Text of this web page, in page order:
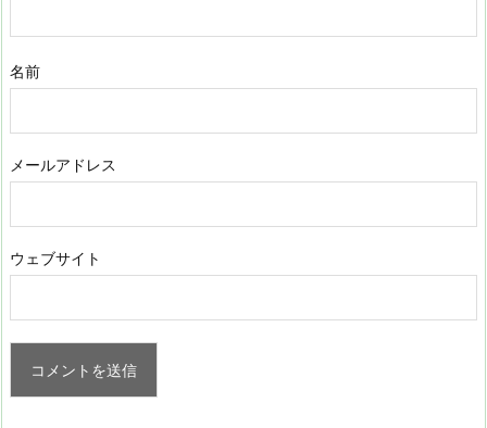
名前
メールアドレス
ウェブサイト